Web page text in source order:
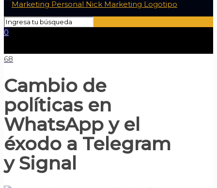
0
68
Cambio de
políticas en
WhatsApp y el
éxodo a Telegram
y Signal